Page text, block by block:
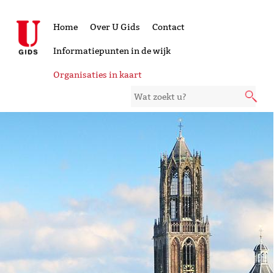
Home Over U Gids Contact
Informatiepunten in de wijk
Organisaties in kaart